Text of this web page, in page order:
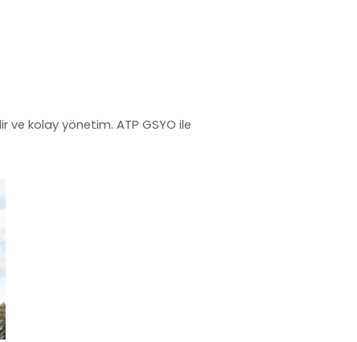
ve kolay yönetim. ATP GSYO ile